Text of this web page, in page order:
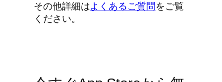
その他詳細はよくあるご質問をご覧
ください。